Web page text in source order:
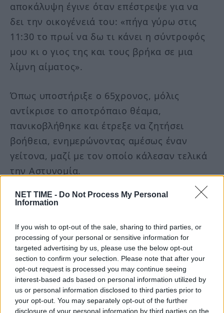
NET TIME - Do Not Process My Personal
Information
If you wish to opt-out of the sale, sharing to third parties, or
processing of your personal or sensitive information for
targeted advertising by us, please use the below opt-out
section to confirm your selection. Please note that after your
opt-out request is processed you may continue seeing
interest-based ads based on personal information utilized by
us or personal information disclosed to third parties prior to
your opt-out. You may separately opt-out of the further
disclosure of your personal information by third parties on the
αποκάλυψη έγινε όταν επέστρεψε για να
δει την οικογένειά του: «πήγα γύρω στις
11:30 το πρωί να δω τι κάνει η σύντροφός
μου κι ο γιος της και τους βρήκα σε μια
λίμνη αίματος».
Όπως υποστήριξε ο 65χρονος, μόλις
αντίκρισε το αποτρόπαιο θέαμα,
πανικοβλήθηκε και έτρεξε να ζητήσει
βοήθεια, ενημερώνοντας αμέσως έναν
γείτονα, μαζί με τον οποίο κάλεσαν τελικά
την Αστυνομία.
Σε εξέλιξη οι έρευνες της Ασφάλειας
διπλή ανθρωποκτονία. Στο πλαίσιο της
προανάκρισης, οι αρχές έχουν καλέσει για
κατάθεση και τον γείτονα που αναφέρεται
στην ομολογία του Ιταλού, προκειμένου να
διασταυρωθούν οι χρόνοι και οι
ισχυρισμοί.